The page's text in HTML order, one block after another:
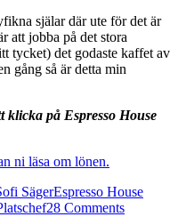
själar där ute för det är
att jobba på det stora
tycket) det godaste kaffet av
gång så är detta min
på Espresso House
ni läsa om lönen.
SägerCategories
Espresso HouseTags
28 Commentson